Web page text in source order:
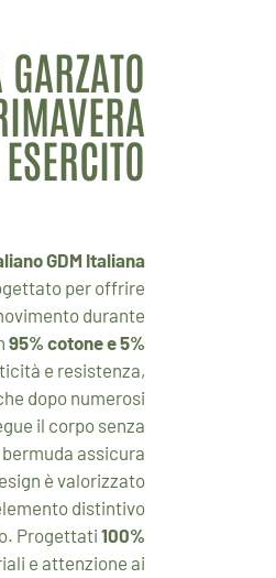
GDM Italiana
per offrire
durante
95% cotone e 5%
e resistenza,
dopo numerosi
il corpo senza
assicura
è valorizzato
distintivo
Progettati 100%
e attenzione ai